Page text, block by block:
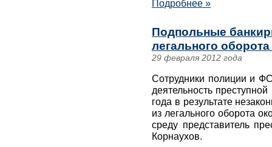
Подробнее »
Подпольные
легального
29 февраля 2012 года
Сотрудники полиции и
деятельность
года в результате
из легального оборота
среду представитель
Корнаухов.